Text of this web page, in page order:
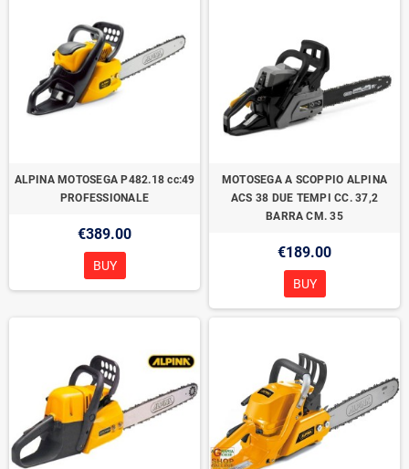
ALPINA MOTOSEGA P482.18 cc:49
PROFESSIONALE
€389.00
BUY
MOTOSEGA A SCOPPIO ALPINA
ACS 38 DUE TEMPI CC. 37,2
BARRA CM. 35
€189.00
BUY